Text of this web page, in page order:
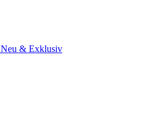
Neu & Exklusiv